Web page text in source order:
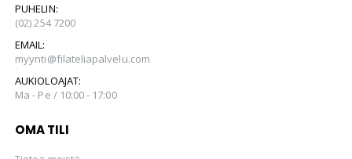
PUHELIN:
(02) 254 7200
EMAIL:
myynti@filateliapalvelu.com
AUKIOLOAJAT:
Ma - Pe / 10:00 - 17:00
OMA TILI